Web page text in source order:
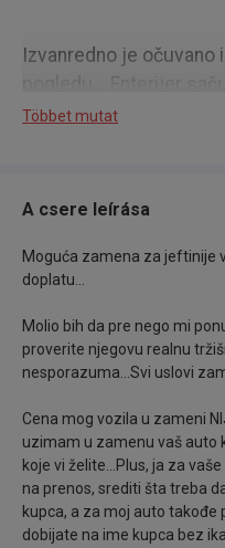
Izvanredno je
ikakvih tragova
Kupljena je od PRVOG
i iz orginalne
što je i datum u svim
uverenju AMSS-a..
Többet mutat
A csere leírása
Moguća zamena za jeftinije
doplatu...
Molio bih da pre nego mi
proverite njegovu realnu
nesporazuma...Svi uslovi
Cena mog vozila u zameni
uzimam u zamenu vaš auto
koje vi želite...Plus, ja za
na prenos, srediti šta treba
kupca, a za moj auto takođe
dobijate na ime kupca bez